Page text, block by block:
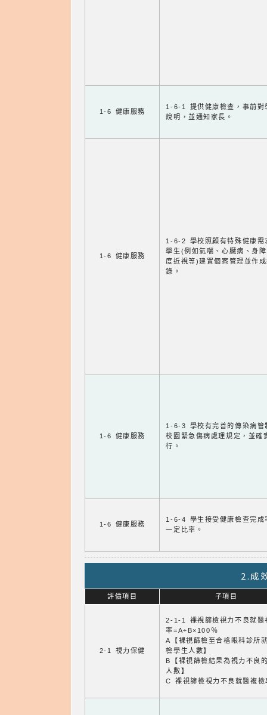
1-6 健康服務
1-6-1 提供健康檢查，事前對
說明，並通知家長。
1-6 健康服務
1-6-2 學校照顧有特殊健康需
學生(例如氣喘、心臟病、身
度近視等)建置個案管理並作
錄。
1-6 健康服務
1-6-3 學校有完善的傳染病管
校園緊急傷病處理規定，並確
行。
1-6 健康服務
1-6-4 學生接受健康檢查完成
一定比率。
2.成
評價項目 子項目
2-1 視力保健
2-1-1 裸視篩檢視力不良就醫
率=A÷B×100％
A【裸視篩檢至合格眼科診所
檢學生人數】
B【裸視篩檢結果為視力不良
人數】
C 裸視篩檢視力不良就醫複檢